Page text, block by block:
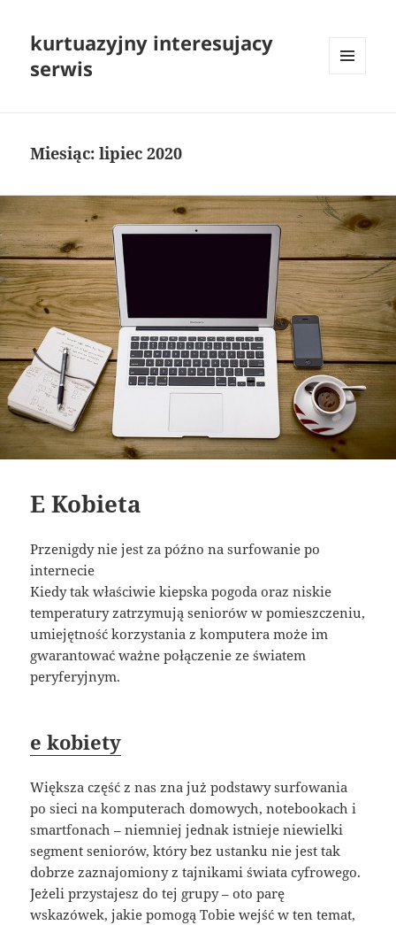
kurtuazyjny interesujacy
serwis
Miesiąc:lipiec 2020
E Kobieta
Przenigdy nie jest za późno na surfowanie po
internecie
Kiedy tak właściwie kiepska pogoda oraz niskie
temperatury zatrzymują seniorów w pomieszczeniu,
umiejętność korzystania z komputera może im
gwarantować ważne połączenie ze światem
peryferyjnym.
e kobiety
Większa część z nas zna już podstawy surfowania
po sieci na komputerach domowych, notebookach i
smartfonach – niemniej jednak istnieje niewielki
segment seniorów, który bez ustanku nie jest tak
dobrze zaznajomiony z tajnikami świata cyfrowego.
Jeżeli przystajesz do tej grupy – oto parę
wskazówek, jakie pomogą Tobie wejść w ten temat,